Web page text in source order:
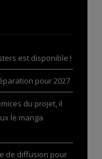
est disponible !
pour 2027
du projet, il
le manga
de diffusion pour